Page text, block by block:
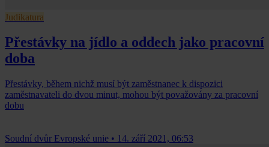
Judikatura
Přestávky na jídlo a oddech jako pracovní
doba
Přestávky, během nichž musí být zaměstnanec k dispozici
zaměstnavateli do dvou minut, mohou být považovány za pracovní
dobu
Soudní dvůr Evropské unie • 14. září 2021, 06:53